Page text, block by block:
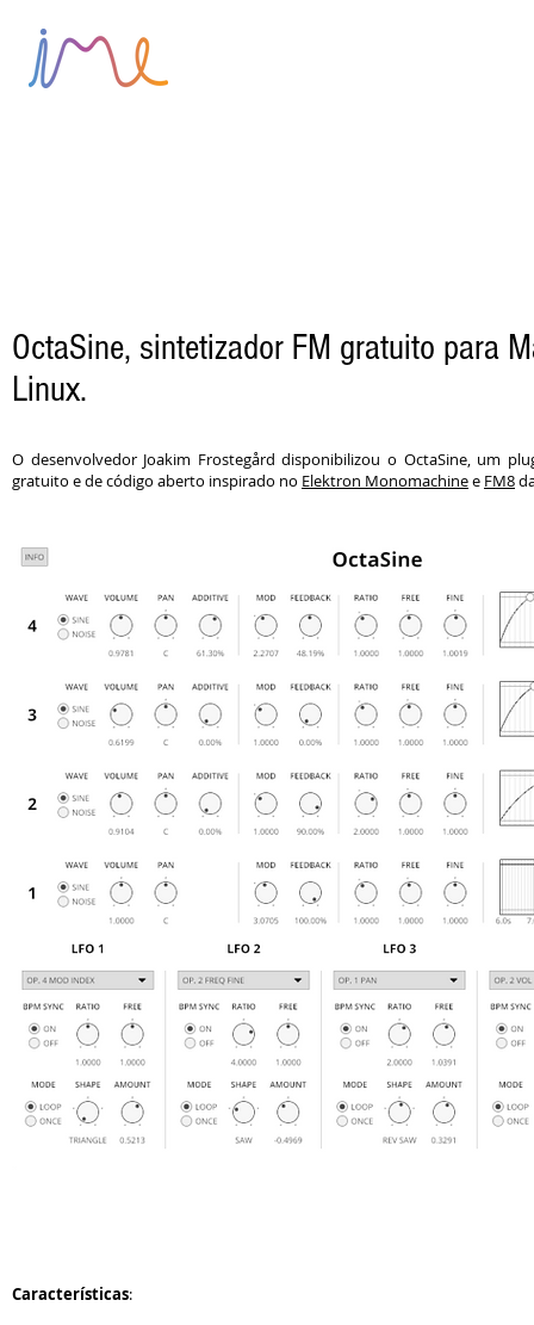
OctaSine, sintetizador FM gratuito para
Linux.
O desenvolvedor Joakim Frostegård disponibilizou o OctaSine, um
gratuito e de código aberto inspirado no Elektron Monomachinee FM8
Características: